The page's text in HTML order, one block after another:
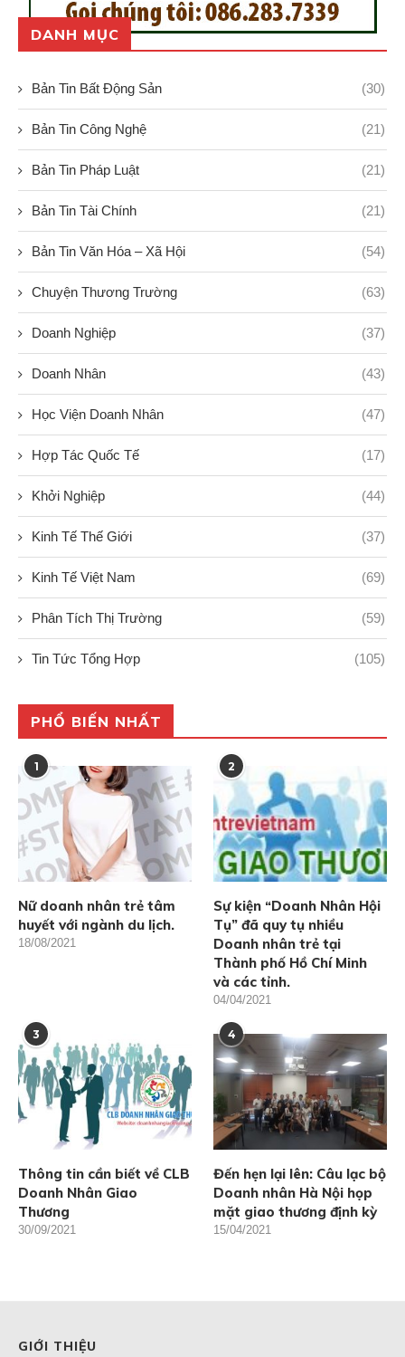
DANH MỤC
Bản Tin Bất Động Sản (30)
Bản Tin Công Nghệ (21)
Bản Tin Pháp Luật (21)
Bản Tin Tài Chính (21)
Bản Tin Văn Hóa – Xã Hội (54)
Chuyện Thương Trường (63)
Doanh Nghiệp (37)
Doanh Nhân (43)
Học Viện Doanh Nhân (47)
Hợp Tác Quốc Tế (17)
Khởi Nghiệp (44)
Kinh Tế Thế Giới (37)
Kinh Tế Việt Nam (69)
Phân Tích Thị Trường (59)
Tin Tức Tổng Hợp (105)
PHỔ BIẾN NHẤT
1
Nữ doanh nhân trẻ tâm
huyết với ngành du lịch.
18/08/2021
2
Sự kiện “Doanh Nhân Hội
Tụ” đã quy tụ nhiều
Doanh nhân trẻ tại
Thành phố Hồ Chí Minh
và các tỉnh.
04/04/2021
3
Thông tin cần biết về CLB
Doanh Nhân Giao
Thương
30/09/2021
4
Đến hẹn lại lên: Câu lạc bộ
Doanh nhân Hà Nội họp
mặt giao thương định kỳ
15/04/2021
GIỚI THIỆU